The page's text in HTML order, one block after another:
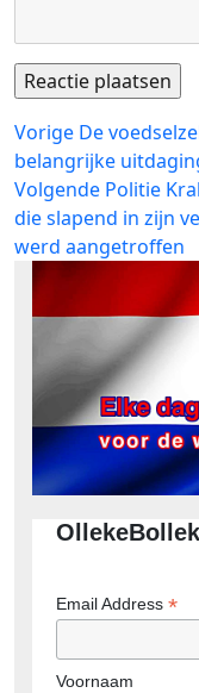
Bericht
navigatie
Vorige Vorig
bericht:
De
belangrijke
Volgende Volgend
bericht:
Politie
die slapend in zijn
werd aangetroffen
Email Address *
Voornaam